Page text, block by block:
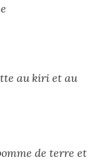
au kiri et au
de terre et